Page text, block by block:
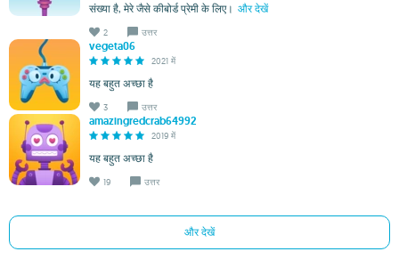
संख्या है, मेरे जैसे कीबोर्ड प्रेमी के लिए। और देखें
2 उत्तर
vegeta06
2021 में
यह बहुत अच्छा है
3 उत्तर
amazingredcrab64992
2019 में
यह बहुत अच्छा है
19 उत्तर
और देखें